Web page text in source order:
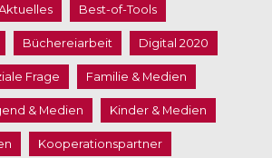
Best-of-Tools
Büchereiarbeit Digital 2020
Frage Familie & Medien
& Medien Kinder & Medien
Kooperationspartner